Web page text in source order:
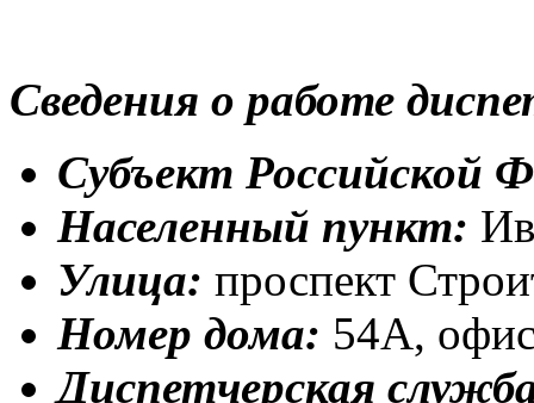
Сведения о работе
Субъект Российской
Населенный пункт:
Улица: проспект
Номер дома: 54А,
Диспетчерская